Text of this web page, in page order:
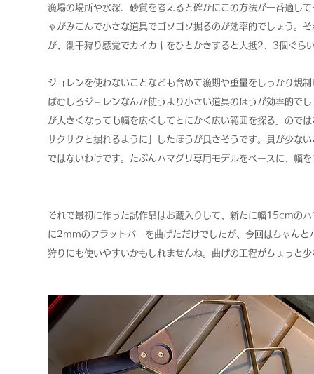
漁場の場所や水深、砂質を考えると確かにこの方法が一番適し
ゃがみこんで小さな道具でゴソゴソ掘るのが効率的でしょう。 そ
が、潮干狩り感覚でカイカキをひとかきすると大抵2、3個ぐ
ジョレンを使わないことなども含めて漁期や重量をしっかり規
ばむしろジョレンなんか使うより小さい道具のほうが効率的でし
が大きくなっても幅を広くしてとにかく広い範囲を探る」ので
サクサクと掘れるように」したほうが良さそうです。貝が少な
ではないわけです。 たぶんハマグリ専用モデルをベースに、幅
それで最初に作った試作品はお蔵入りして、新たに幅15cmの
に2mmのフラットバーを曲げただけでしたが、今回はちゃん
狩りにも使いやすいかもしれませんね。曲げの工程がちょっと